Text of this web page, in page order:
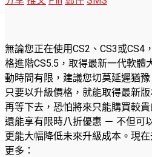
無論您正在使用CS2、CS3或CS4
格進階CS5.5，取得最新一代軟體
動時間有限，建議您切莫延遲猶豫
只要以升級價格，就能取得最新
再等下去，恐怕將來只能購買較
還能享有限時八折優惠 － 不但可
更能大幅降低未來升級成本。現
更多：